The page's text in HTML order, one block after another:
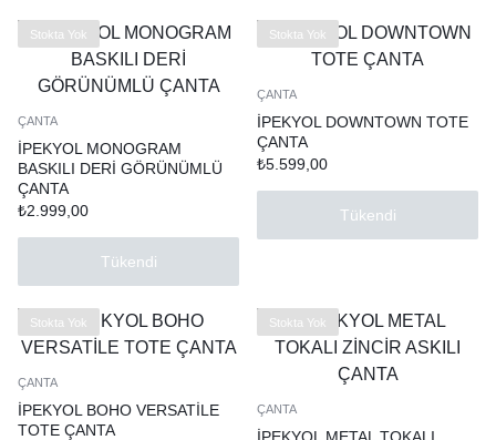
Stokta Yok
ÇANTA
İPEKYOL MONOGRAM
BASKILI DERİ GÖRÜNÜMLÜ
ÇANTA
₺2.999,00
Tükendi
Stokta Yok
ÇANTA
İPEKYOL DOWNTOWN TOTE
ÇANTA
₺5.599,00
Tükendi
Stokta Yok
ÇANTA
İPEKYOL BOHO VERSATİLE
TOTE ÇANTA
Stokta Yok
ÇANTA
İPEKYOL METAL TOKALI